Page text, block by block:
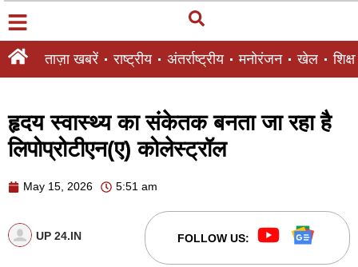
ताज़ा खबरें राष्ट्रीय अंतर्राष्ट्रीय मनोरंजन खेल शिक्षा
हृदय स्वास्थ्य का संकेतक बनता जा रहा है
लिपोप्रोटीएन(ए) कोलेस्ट्रॉल
May 15, 2026 5:51 am
UP 24.IN FOLLOW US: